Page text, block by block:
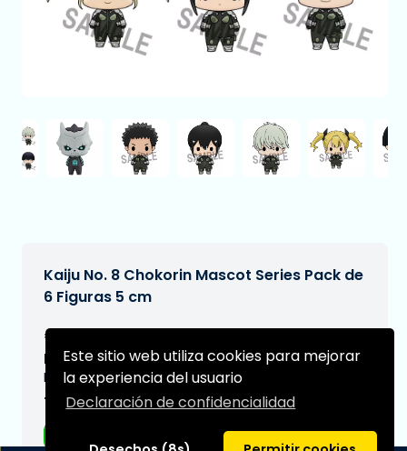
Este sitio web utiliza cookies para mejorar
la experiencia del usuario
Declaración de confidencialidad
Kaiju No. 8 Chokorin Mascot Series Pack de
6 Figuras 5 cm
€49,99
Fecha de entrega prevista:
N/A
Tipo: